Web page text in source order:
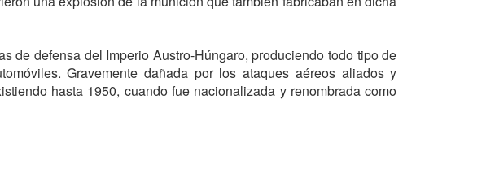
de defensa del Imperio Austro-Húngaro, produciendo todo tipo de
Gravemente dañada por los ataques aéreos aliados y
hasta 1950, cuando fue nacionalizada y renombrada como